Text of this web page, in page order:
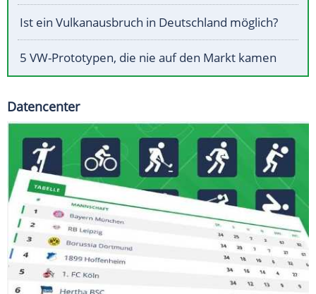
Ist ein Vulkanausbruch in Deutschland möglich?
5 VW-Prototypen, die nie auf den Markt kamen
Datencenter